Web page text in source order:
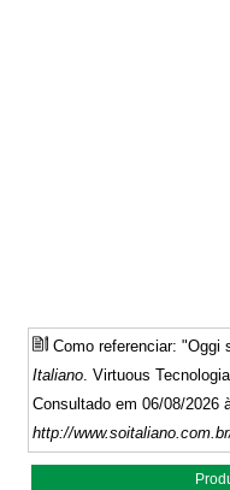
Como referenciar:
Italiano. Virtuous
Consultado em 06/08/2026
http://